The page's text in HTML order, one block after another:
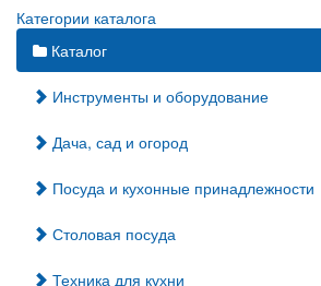
Категории каталога
Каталог
Инструменты и оборудование
Дача, сад и огород
Посуда и кухонные принадлежности
Столовая посуда
Техника для кухни